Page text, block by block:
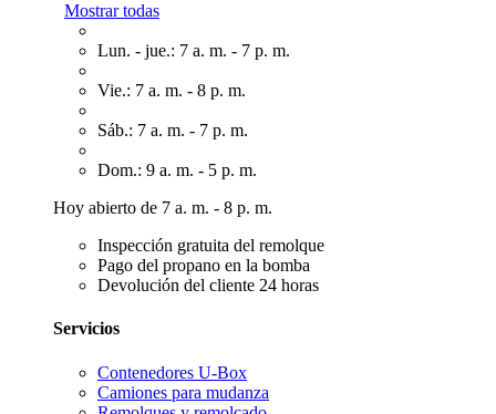
Mostrar todas
Lun. - jue.: 7 a. m. - 7 p. m.
Vie.: 7 a. m. - 8 p. m.
Sáb.: 7 a. m. - 7 p. m.
Dom.: 9 a. m. - 5 p. m.
Hoy abierto de 7 a. m. - 8 p. m.
Inspección gratuita del remolque
Pago del propano en la bomba
Devolución del cliente 24 horas
Servicios
Contenedores U-Box
Camiones para mudanza